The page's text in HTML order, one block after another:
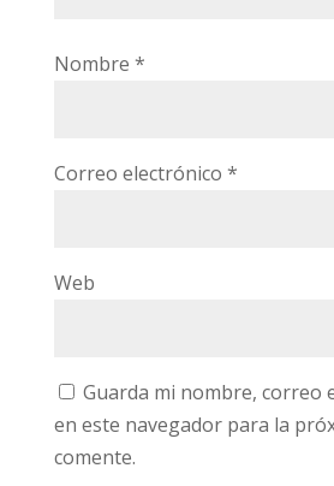
Nombre *
Correo electrónico *
Web
Guarda mi nombre, correo
en este navegador para la
comente.